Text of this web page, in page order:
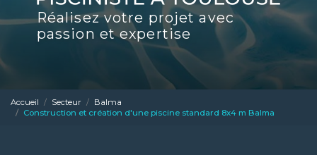
Réalisez votre projet avec
passion et expertise
Accueil Secteur
Balma
Construction et création d'une piscine standard 8x4 m Balma